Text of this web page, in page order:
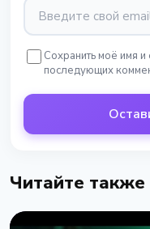
Сохранить моё имя
последующих
Читайте также